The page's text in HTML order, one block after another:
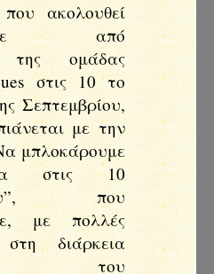
Archives
Blog
ακολουθεί
από
της ομάδας
στις 10 το
Σεπτεμβρίου,
με την
μπλοκάρουμε
στις 10
που
με πολλές
διάρκεια
του